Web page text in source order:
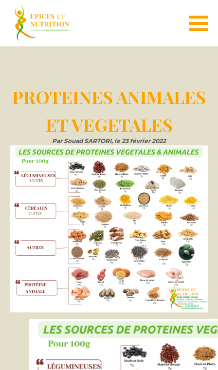
PROTEINES ANIMALES
ET VEGETALES
ParSouad SARTORI, le 23 février 2022